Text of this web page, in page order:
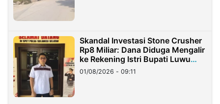
Skandal Investasi Stone Crusher
Rp8 Miliar: Dana Diduga Mengalir
ke Rekening Istri Bupati Luwu
Timur
01/08/2026 - 09:11